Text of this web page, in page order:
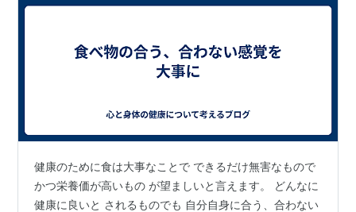
健康のために食は大事なことで できるだけ無害なもので
かつ栄養価が高いもの が望ましいと言えます。 どんなに
健康に良いと されるものでも 自分自身に合う、合わない